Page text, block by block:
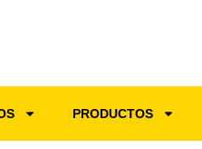
PRODUCTOS